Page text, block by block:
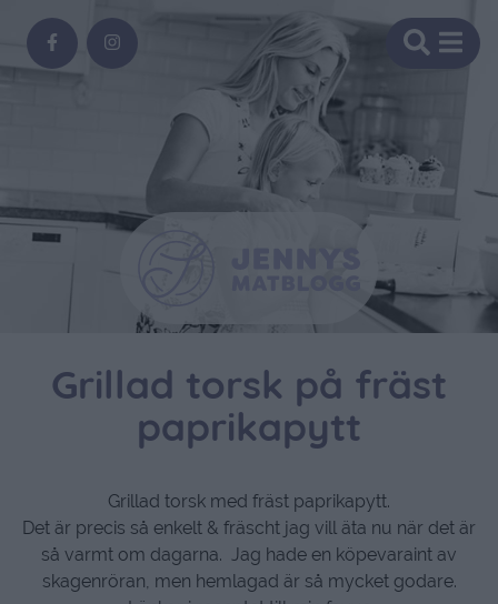
Grillad torsk på fräst
paprikapytt
Grillad torsk med fräst paprikapytt.
Det är precis så enkelt & fräscht jag vill äta nu när det är
så varmt om dagarna. Jag hade en köpevaraint av
skagenröran, men hemlagad är så mycket godare.